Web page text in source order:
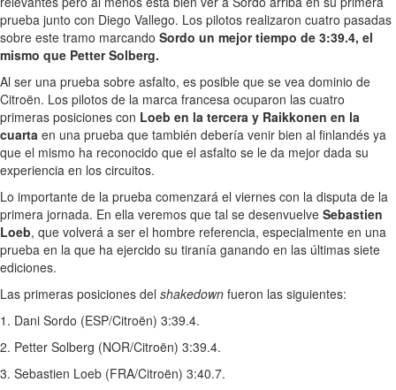
prueba junto con Diego Vallego. Los pilotos realizaron cuatro pasadas
sobre este tramo marcando Sordo un mejor tiempo de 3:39.4, el
mismo que Petter Solberg.
Al ser una prueba sobre asfalto, es posible que se vea dominio de
Citroën. Los pilotos de la marca francesa ocuparon las cuatro
primeras posiciones con Loeb en la tercera y Raikkonen en la
cuarta en una prueba que también debería venir bien al finlandés ya
que el mismo ha reconocido que el asfalto se le da mejor dada su
experiencia en los circuitos.
Lo importante de la prueba comenzará el viernes con la disputa de la
primera jornada. En ella veremos que tal se desenvuelve Sebastien
Loeb, que volverá a ser el hombre referencia, especialmente en una
prueba en la que ha ejercido su tiranía ganando en las últimas siete
ediciones.
Las primeras posiciones del shakedown fueron las siguientes:
1. Dani Sordo (ESP/Citroën) 3:39.4.
2. Petter Solberg (NOR/Citroën) 3:39.4.
3. Sebastien Loeb (FRA/Citroën) 3:40.7.